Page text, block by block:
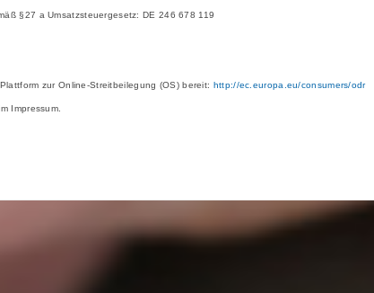
§27 a Umsatzsteuergesetz: DE 246 678 119
zur Online-Streitbeilegung (OS) bereit: http://ec.europa.eu/consumers/odr
Impressum.